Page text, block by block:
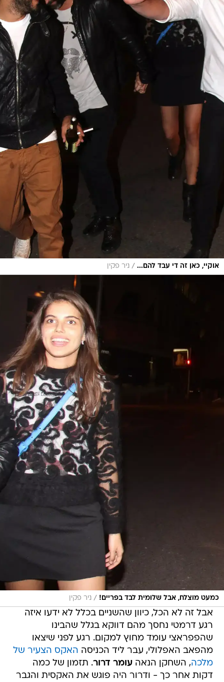
אוקיי, כאן זה די עבד להם... / ניר פקין
כמעט מוצלח, אבל שלומית לבד בפריים! / ניר פקין
אבל זה לא הכל, כיוון שהשניים בכלל לא ידעו איזה
רגע דרמטי נחסך מהם דווקא בגלל שהבינו
שהפפראצי עומד מחוץ למקום. רגע לפני שיצאו
מהפאב האפלולי, עבר ליד הכניסה האקס הצעיר של
מלכה, השחקן הנאהעומר דרור. תזמון של כמה
דקות אחר כך - ודרור היה פוגש את האקסית והגבר